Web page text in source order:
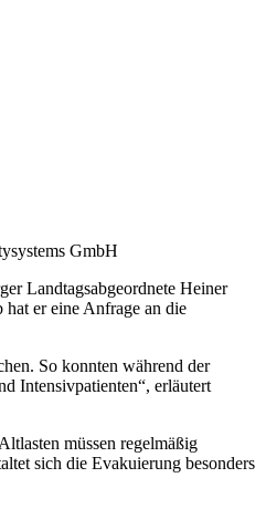
Landtagsabgeordnete Heiner
er eine Anfrage an die
So konnten während der
Intensivpatienten“, erläutert
müssen regelmäßig
sich die Evakuierung besonders